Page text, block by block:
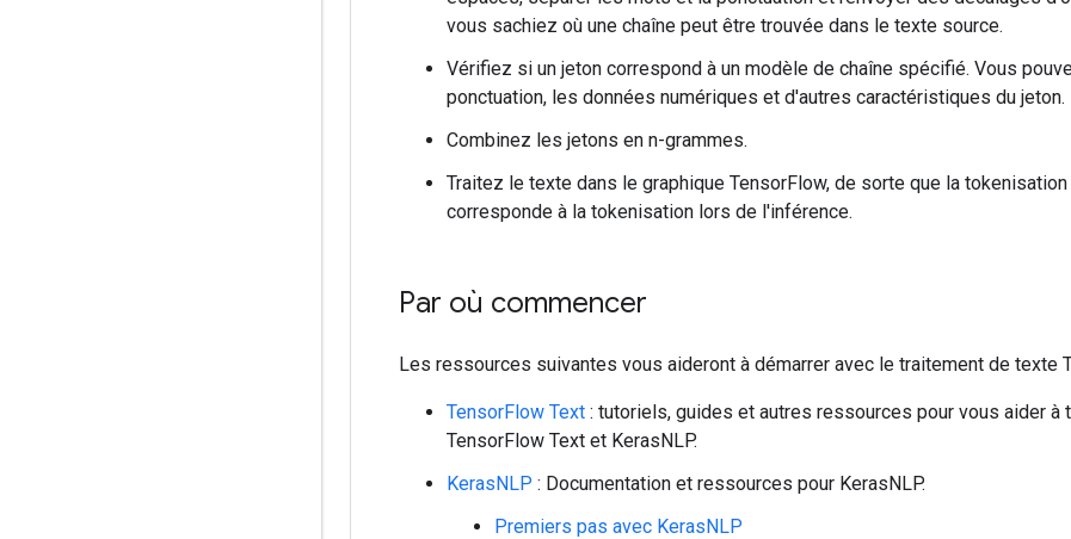
vous sachiez où une chaîne peut être trouvée dans le texte source.
Vérifiez si un jeton correspond à un modèle de chaîne spécifié. Vous
ponctuation, les données numériques et d'autres caractéristiques du jeton.
Combinez les jetons en n-grammes.
Traitez le texte dans le graphique TensorFlow, de sorte que la
corresponde à la tokenisation lors de l'inférence.
Par où commencer
Les ressources suivantes vous aideront à démarrer avec le traitement de texte
TensorFlow Text : tutoriels, guides et autres ressources pour vous aider à
TensorFlow Text et KerasNLP.
KerasNLP : Documentation et ressources pour KerasNLP.
Premiers pas avec KerasNLP